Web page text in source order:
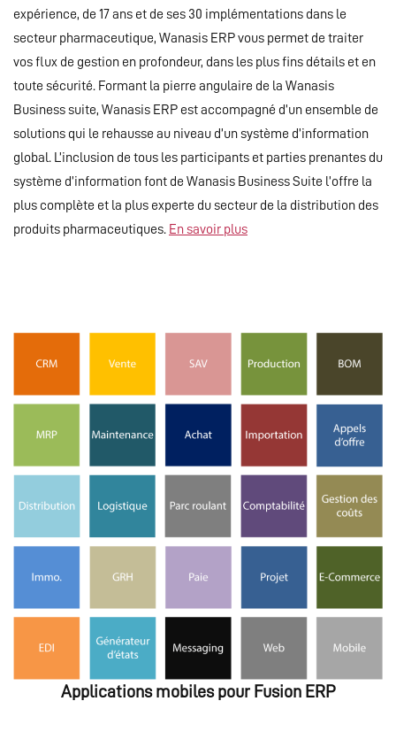
expérience, de 17 ans et de ses 30 implémentations dans le
secteur pharmaceutique, Wanasis ERP vous permet de traiter
vos flux de gestion en profondeur, dans les plus fins détails et en
toute sécurité. Formant la pierre angulaire de la Wanasis
Business suite, Wanasis ERP est accompagné d’un ensemble de
solutions qui le rehausse au niveau d’un système d’information
global. L’inclusion de tous les participants et parties prenantes du
système d’information font de Wanasis Business Suite l’offre la
plus complète et la plus experte du secteur de la distribution des
produits pharmaceutiques. En savoir plus
Applications mobiles pour Fusion ERP